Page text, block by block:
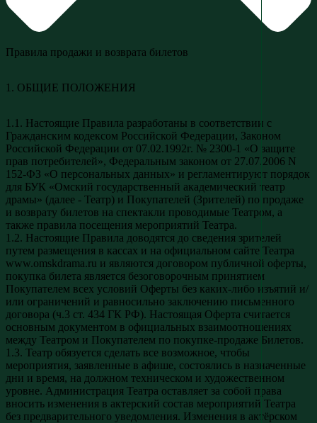
Правила продажи и возврата билетов
1. ОБЩИЕ ПОЛОЖЕНИЯ
1.1. Настоящие Правила разработаны в соответствии с
Гражданским кодексом Российской Федерации, Законом
Российской Федерации от 07.02.1992г. № 2300-1 «О защите
прав потребителей», Федеральным законом от 27.07.2006 N
152-ФЗ «О персональных данных» и регламентируют порядок
для БУК «Омский государственный академический театр
драмы» (далее - Театр) и Покупателей (Зрителей) по продаже
и возврату билетов на спектакли проводимые Театром, а
также правила посещения мероприятий Театра.
1.2. Настоящие Правила доводятся до сведения зрителей
путем размещения в кассах и на официальном сайте Театра
www.omskdrama.ru и являются договором публичной оферты,
покупка билета является безоговорочным принятием
Покупателем всех условий Оферты без каких-либо изъятий и/
или ограничений и равносильно заключению письменного
договора (ч.3 ст. 434 ГК РФ). Настоящая Оферта считается
основным документом в официальных взаимоотношениях
между Театром и Покупателем по покупке-продаже Билетов.
1.3. Театр обязуется сделать все возможное, чтобы
мероприятия, заявленные в афише, состоялись в назначенные
дни и время, на должном техническом и художественном
уровне. Администрация Театра оставляет за собой права
вносить изменения в актерский состав мероприятий Театра
без предварительного уведомления. Изменения в актёрском